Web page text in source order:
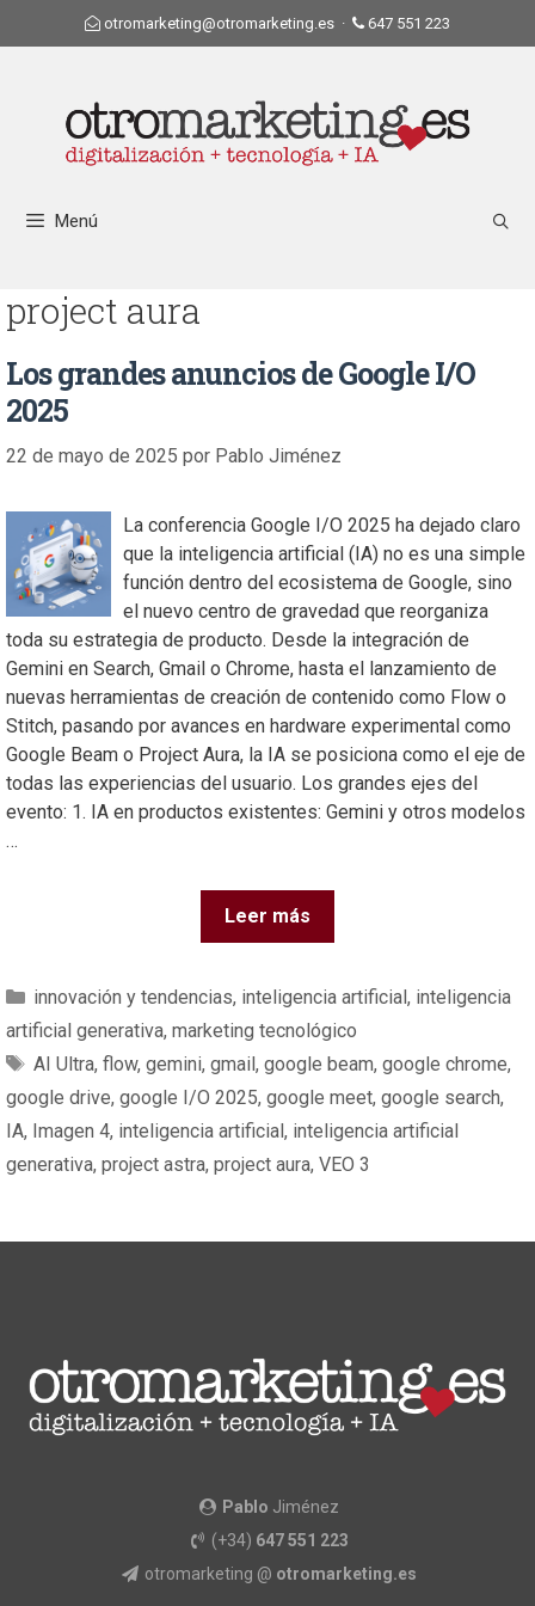
otromarketing@otromarketing.es · 647 551 223
Menú
project aura
Los grandes anuncios de Google I/O
2025
22 de mayo de 2025 por Pablo Jiménez
La conferencia Google I/O 2025 ha dejado claro
que la inteligencia artificial (IA) no es una simple
función dentro del ecosistema de Google, sino
el nuevo centro de gravedad que reorganiza
toda su estrategia de producto. Desde la integración de
Gemini en Search, Gmail o Chrome, hasta el lanzamiento de
nuevas herramientas de creación de contenido como Flow o
Stitch, pasando por avances en hardware experimental como
Google Beam o Project Aura, la IA se posiciona como el eje de
todas las experiencias del usuario. Los grandes ejes del
evento: 1. IA en productos existentes: Gemini y otros modelos
…
Leer más
innovación y tendencias, inteligencia artificial, inteligencia
artificial generativa, marketing tecnológico
AI Ultra, flow, gemini, gmail, google beam, google chrome,
google drive, google I/O 2025, google meet, google search,
IA, Imagen 4, inteligencia artificial, inteligencia artificial
generativa, project astra, project aura, VEO 3
Pablo Jiménez
(+34) 647 551 223
otromarketing @ otromarketing.es